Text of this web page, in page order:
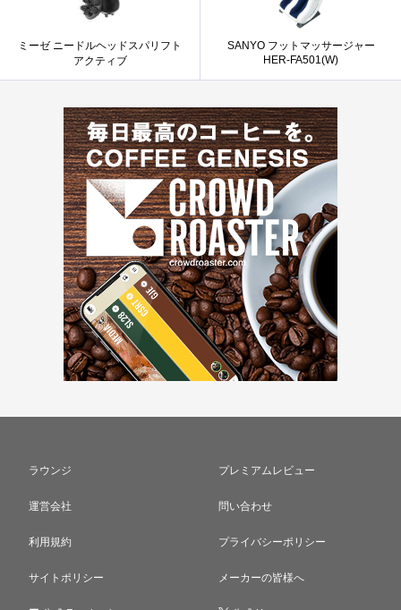
ミーゼ ニードルヘッドスパリフト
アクティブ
SANYO フットマッサージャー
HER-FA501(W)
ラウンジ プレミアムレビュー
運営会社 問い合わせ
利用規約 プライバシーポリシー
サイトポリシー メーカーの皆様へ